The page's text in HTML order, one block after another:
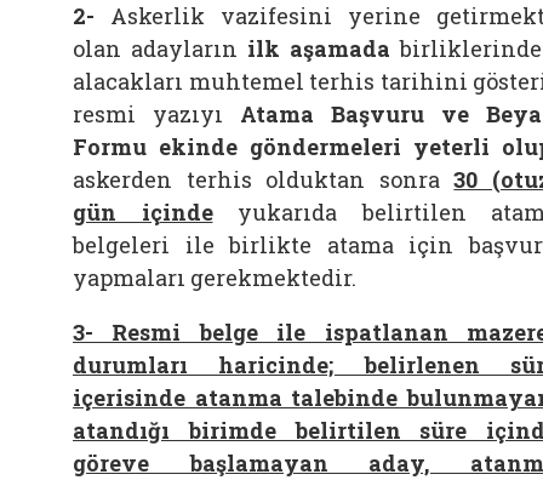
2-
Askerlik vazifesini yerine
olan adayların ilk aşamada
alacakları muhtemel terhis tarihini
resmi yazıyı
Atama Başvuru ve
Formu ekinde göndermeleri yeterli
askerden terhis olduktan sonra 30
gün içinde
yukarıda belirtilen
belgeleri ile birlikte atama için
yapmaları gerekmektedir.
3- Resmi belge ile ispatlanan
durumları haricinde; belirlenen
içerisinde atanma talebinde
atandığı birimde belirtilen süre
göreve başlamayan aday,